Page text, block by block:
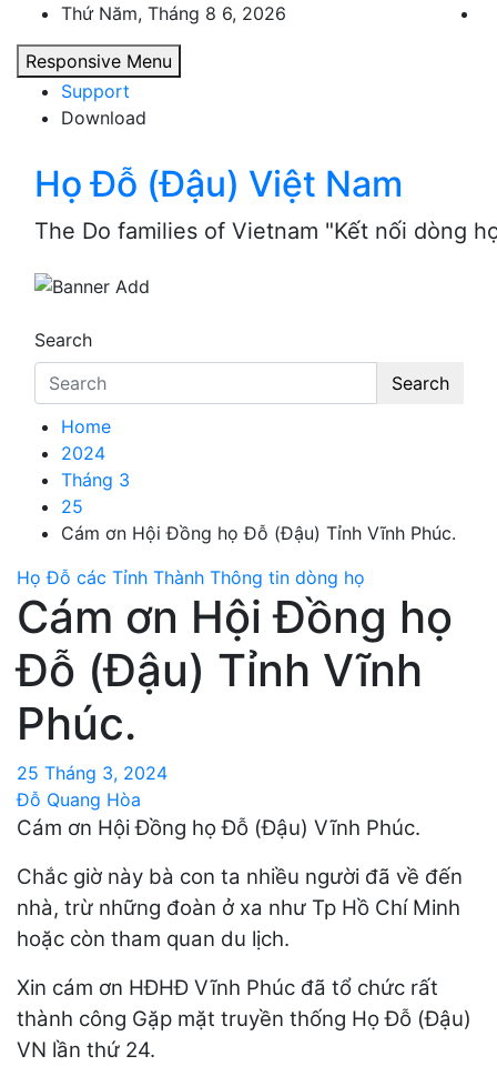
content
Thứ Năm, Tháng 8 6, 2026
Responsive Menu
Support
Download
Họ Đỗ (Đậu) Việt Nam
The Do families of Vietnam "Kết nối dòng
Search
Search
Home
2024
Tháng 3
25
Cám ơn Hội Đồng họ Đỗ (Đậu) Tỉnh Vĩnh Phúc.
Họ Đỗ các Tỉnh Thành Thông tin dòng họ
Cám ơn Hội Đồng họ
Đỗ (Đậu) Tỉnh Vĩnh
Phúc.
25 Tháng 3, 2024
Đỗ Quang Hòa
Cám ơn Hội Đồng họ Đỗ (Đậu) Vĩnh Phúc.
Chắc giờ này bà con ta nhiều người đã về đến
nhà, trừ những đoàn ở xa như Tp Hồ Chí Minh
hoặc còn tham quan du lịch.
Xin cám ơn HĐHĐ Vĩnh Phúc đã tổ chức rất
thành công Gặp mặt truyền thống Họ Đỗ (Đậu)
VN lần thứ 24.